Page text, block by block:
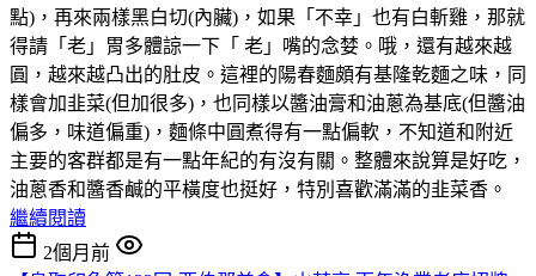
點)，再來兩樣黑白切(內臟)，如果「不幸」也有白斬雞，那就
得請「老」胃多體諒一下「 老」嘴的念婪。哦，還有越來越
圓，越來越凸出的肚皮。這裡的陽春麵頗有基隆乾麵之味，同
樣會加韭菜(但加很多)，也同樣以醬油膏和油蔥為基底(但醬油
偏多，味道偏重)，麵條中圓煮得有一點偏軟，不知道和附近
主要的客群都是有一點年紀的有沒有關。整體來說算是好吃，
油蔥香和醬香鹹的平橫度也挺好，特別喜歡滿滿的韭菜香。
繼續閱讀
2個月前